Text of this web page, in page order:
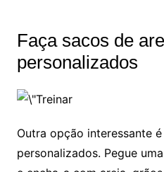
Faça sacos de
personalizados
Outra opção interessante
personalizados. Pegue